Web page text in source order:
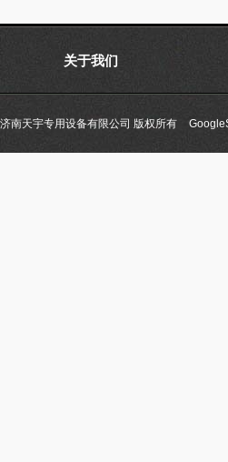
关于我们
济南天宇专用设备有限公司 版权所有